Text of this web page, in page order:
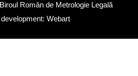
Biroul Român de Metrologie Legalã
Webart